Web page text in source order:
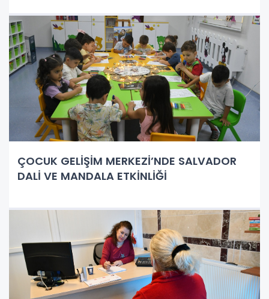
ÇOCUK GELİŞİM MERKEZİ’NDE SALVADOR
DALİ VE MANDALA ETKİNLİĞİ